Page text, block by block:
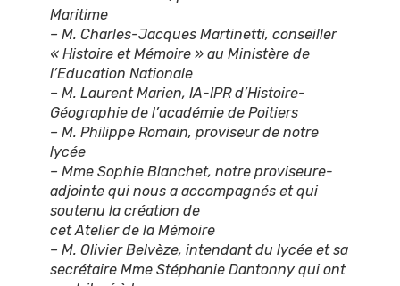
Maritime
– M. Charles-Jacques Martinetti, conseiller
« Histoire et Mémoire » au Ministère de
l’Education Nationale
– M. Laurent Marien, IA-IPR d’Histoire-
Géographie de l’académie de Poitiers
– M. Philippe Romain, proviseur de notre
lycée
– Mme Sophie Blanchet, notre proviseure-
adjointe qui nous a accompagnés et qui
soutenu la création de
cet Atelier de la Mémoire
– M. Olivier Belvèze, intendant du lycée et sa
secrétaire Mme Stéphanie Dantonny qui ont